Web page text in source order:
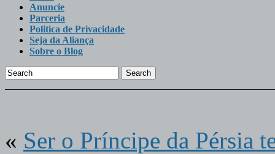
Anuncie
Parceria
Politica de Privacidade
Seja da Aliança
Sobre o Blog
Search
« Ser o Príncipe da Pérsia